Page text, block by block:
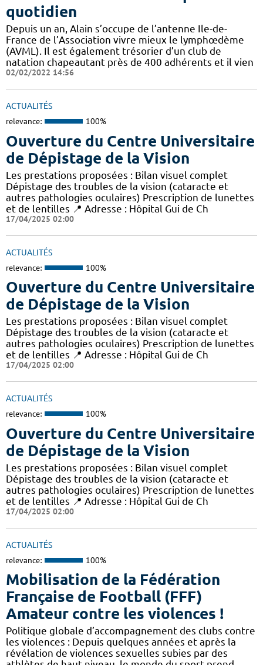
quotidien
Depuis un an, Alain s’occupe de l’antenne Ile-de-
France de l’Association vivre mieux le lymphœdème
(AVML). Il est également trésorier d’un club de
natation chapeautant près de 400 adhérents et il vien
02/02/2022 14:56
ACTUALITÉS
relevance: 100%
Ouverture du Centre Universitaire
de Dépistage de la Vision
Les prestations proposées : Bilan visuel complet
Dépistage des troubles de la vision (cataracte et
autres pathologies oculaires) Prescription de lunettes
et de lentilles 📍 Adresse : Hôpital Gui de Ch
17/04/2025 02:00
ACTUALITÉS
relevance: 100%
Ouverture du Centre Universitaire
de Dépistage de la Vision
Les prestations proposées : Bilan visuel complet
Dépistage des troubles de la vision (cataracte et
autres pathologies oculaires) Prescription de lunettes
et de lentilles 📍 Adresse : Hôpital Gui de Ch
17/04/2025 02:00
ACTUALITÉS
relevance: 100%
Ouverture du Centre Universitaire
de Dépistage de la Vision
Les prestations proposées : Bilan visuel complet
Dépistage des troubles de la vision (cataracte et
autres pathologies oculaires) Prescription de lunettes
et de lentilles 📍 Adresse : Hôpital Gui de Ch
17/04/2025 02:00
ACTUALITÉS
relevance: 100%
Mobilisation de la Fédération
Française de Football (FFF)
Amateur contre les violences !
Politique globale d’accompagnement des clubs contre
les violences : Depuis quelques années et après la
révélation de violences sexuelles subies par des